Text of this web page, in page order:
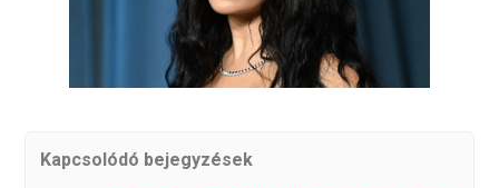
Kapcsolódó bejegyzések